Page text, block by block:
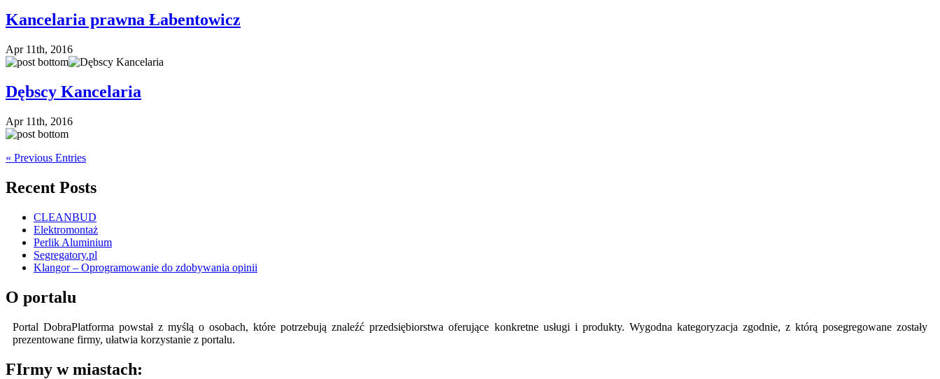
Kancelaria prawna Łabentowicz
Apr 11th, 2016
Dębscy Kancelaria
Apr 11th, 2016
« Previous Entries
Recent Posts
CLEANBUD
Elektromontaż
Perlik Aluminium
Segregatory.pl
Klangor – Oprogramowanie do zdobywania opinii
O portalu
Portal DobraPlatforma powstał z myślą o osobach, które potrzebują znaleźć przedsiębiorstwa oferujące konkretne usługi i produkty. Wygodna kategoryzacja zgodnie, z którą posegregowane zostały
prezentowane firmy, ułatwia korzystanie z portalu.
FIrmy w miastach: